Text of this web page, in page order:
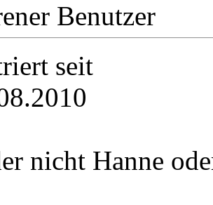
Benutzer
seit
nicht Hanne